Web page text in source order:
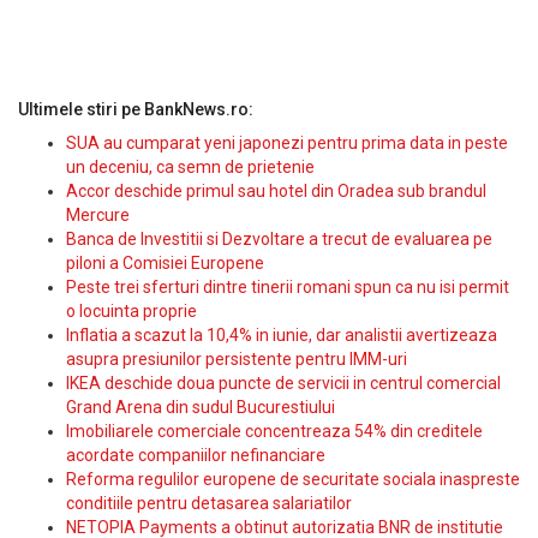
Ultimele stiri pe BankNews.ro:
SUA au cumparat yeni japonezi pentru prima data in peste
un deceniu, ca semn de prietenie
Accor deschide primul sau hotel din Oradea sub brandul
Mercure
Banca de Investitii si Dezvoltare a trecut de evaluarea pe
piloni a Comisiei Europene
Peste trei sferturi dintre tinerii romani spun ca nu isi permit
o locuinta proprie
Inflatia a scazut la 10,4% in iunie, dar analistii avertizeaza
asupra presiunilor persistente pentru IMM-uri
IKEA deschide doua puncte de servicii in centrul comercial
Grand Arena din sudul Bucurestiului
Imobiliarele comerciale concentreaza 54% din creditele
acordate companiilor nefinanciare
Reforma regulilor europene de securitate sociala inaspreste
conditiile pentru detasarea salariatilor
NETOPIA Payments a obtinut autorizatia BNR de institutie